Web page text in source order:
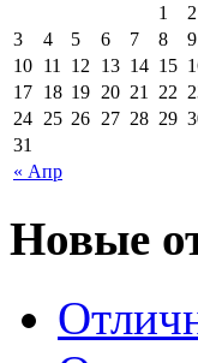
« Апр
1
2
3
4 5 6 7 8
9
10 11 12 13 14 15
17 18 19 20 21 22
24 25 26 27 28 29
31
Новые